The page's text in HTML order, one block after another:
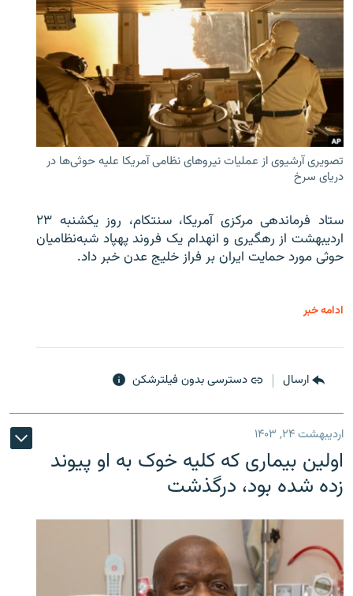
تصویری آرشیوی از عملیات نیروهای نظامی آمریکا علیه حوثی‌ها در
دریای سرخ
ستاد فرماندهی مرکزی آمریکا، سنتکام، روز یکشنبه ۲۳
اردیبهشت از رهگیری و انهدام یک فروند پهپاد شبه‌نظامیان
حوثی‌ مورد حمایت ایران بر فراز خلیج عدن خبر داد.
ادامه خبر
ارسال دسترسی بدون فیلترشکن
اردیبهشت ۲۴, ۱۴۰۳
اولین بیماری که کلیه خوک به او پیوند
زده شده بود، درگذشت